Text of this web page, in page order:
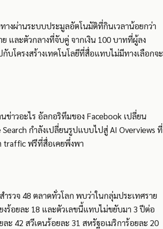
งผ่านระบบประมูลอัตโนมัติที่กินเวลาน้อยกว่า
และตัวกลางที่จับคู่ จากเงิน 100 บาทที่ผู้ลง
โครงสร้างเทคโนโลยีที่สื่อแทบไม่มีทางเลือกจะ
าวอะไร อัลกอริทึมของ Facebook เปลี่ยน
กำลังเปลี่ยนรูปแบบไปสู่ AI Overviews ที่
traffic ฟรีที่สื่อเคยพึ่งพา
รวจ 48 ตลาดทั่วโลก พบว่าในกลุ่มประเทศราย
ร้อยละ 18 และตัวเลขนี้แทบไม่ขยับมา 3 ปีต่อ
ะ 42 สวีเดนร้อยละ 31 สหรัฐอเมริการ้อยละ 20